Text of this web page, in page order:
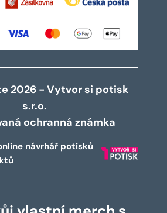
2026 - Vytvor si potisk
s.r.o.
ochranná známka
návrhář potisků